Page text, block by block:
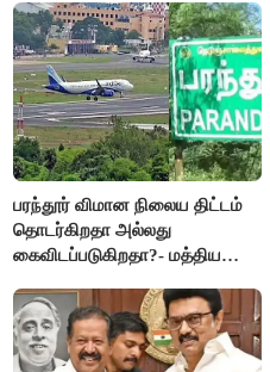
பரந்தூர் விமான நிலைய திட்டம்
தொடர்கிறதா அல்லது
கைவிடப்படுகிறதா?- மத்திய